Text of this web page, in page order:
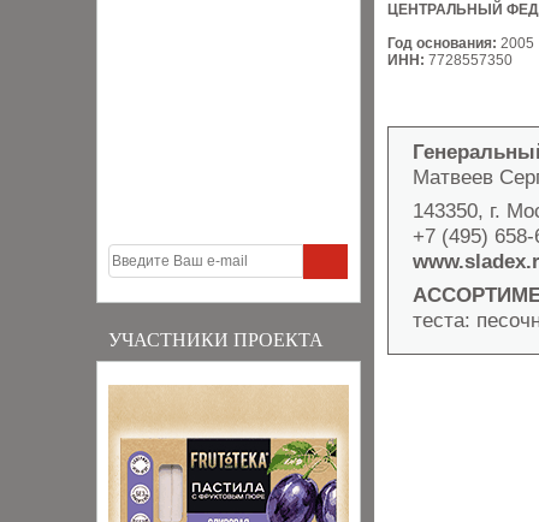
УЧАСТНИКИ ПРОЕКТА
ЦЕНТРАЛЬНЫЙ
Год основания: 2005
ИНН: 7728557350
Матвеев
143350, г.
+7 (495)
теста: